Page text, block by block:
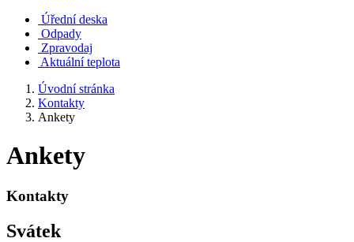
Úřední deska
Odpady
Zpravodaj
Aktuální teplota
Úvodní stránka
Kontakty
Ankety
Ankety
Kontakty
Svátek